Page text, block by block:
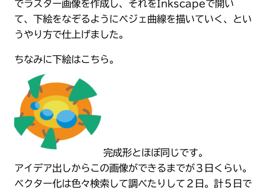
でラスター画像を作成し、それをInkscapeで開い
て、下絵をなぞるようにベジェ曲線を描いていく、とい
うやり方で仕上げました。
ちなみに下絵はこちら。
完成形とほぼ同じです。
アイデア出しからこの画像ができるまでが３日くらい。
ベクター化は色々検索して調べたりして２日。計５日で